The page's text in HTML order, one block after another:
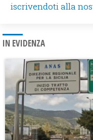
iscrivendoti alla
IN EVIDENZA